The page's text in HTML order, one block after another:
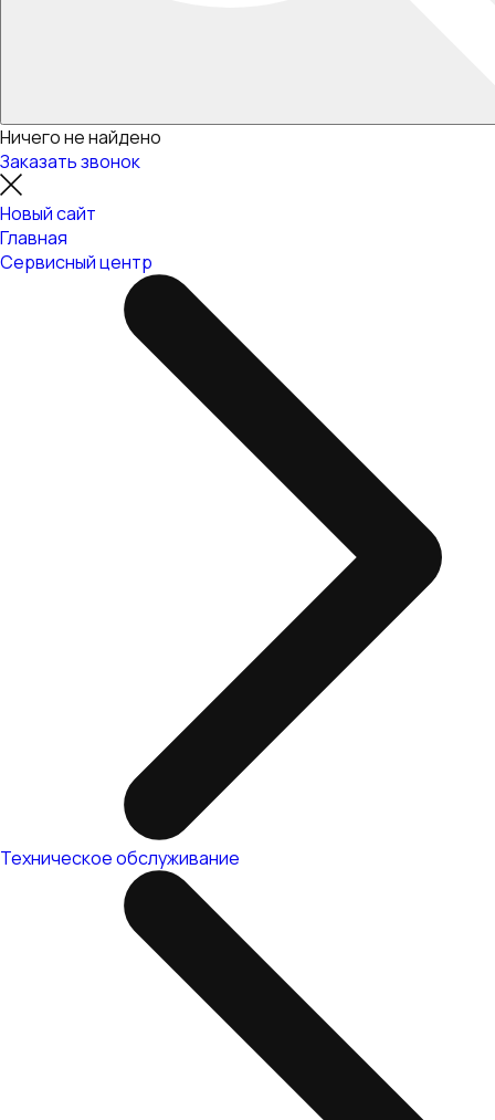
Ничего не найдено
Заказать звонок
Новый сайт
Главная
Сервисный центр
Техническое обслуживание